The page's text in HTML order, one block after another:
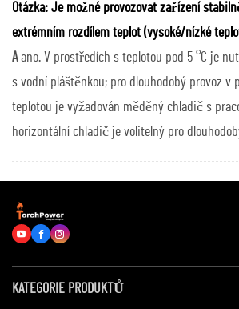
Otázka: Je možné provozovat zařízení
extrémním rozdílem teplot (vysoké/nízké
Aano. V prostředích s teplotou pod 5 °C je
s vodní pláštěnkou; pro dlouhodobý provoz v
teplotou je vyžadován měděný chladič s
horizontální chladič je volitelný pro
KATEGORIE PRODUKTŮ